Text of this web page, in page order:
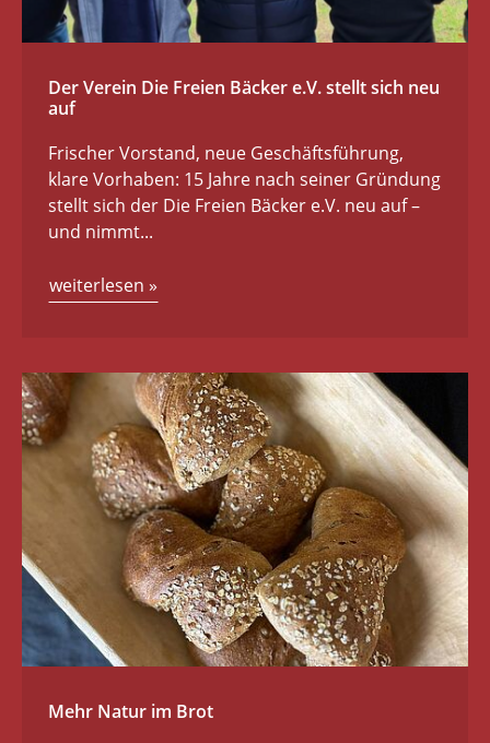
Der Verein Die Freien Bäcker e.V. stellt sich neu
auf
Frischer Vorstand, neue Geschäftsführung,
klare Vorhaben: 15 Jahre nach seiner Gründung
stellt sich der Die Freien Bäcker e.V. neu auf –
und nimmt...
weiterlesen »
Mehr Natur im Brot